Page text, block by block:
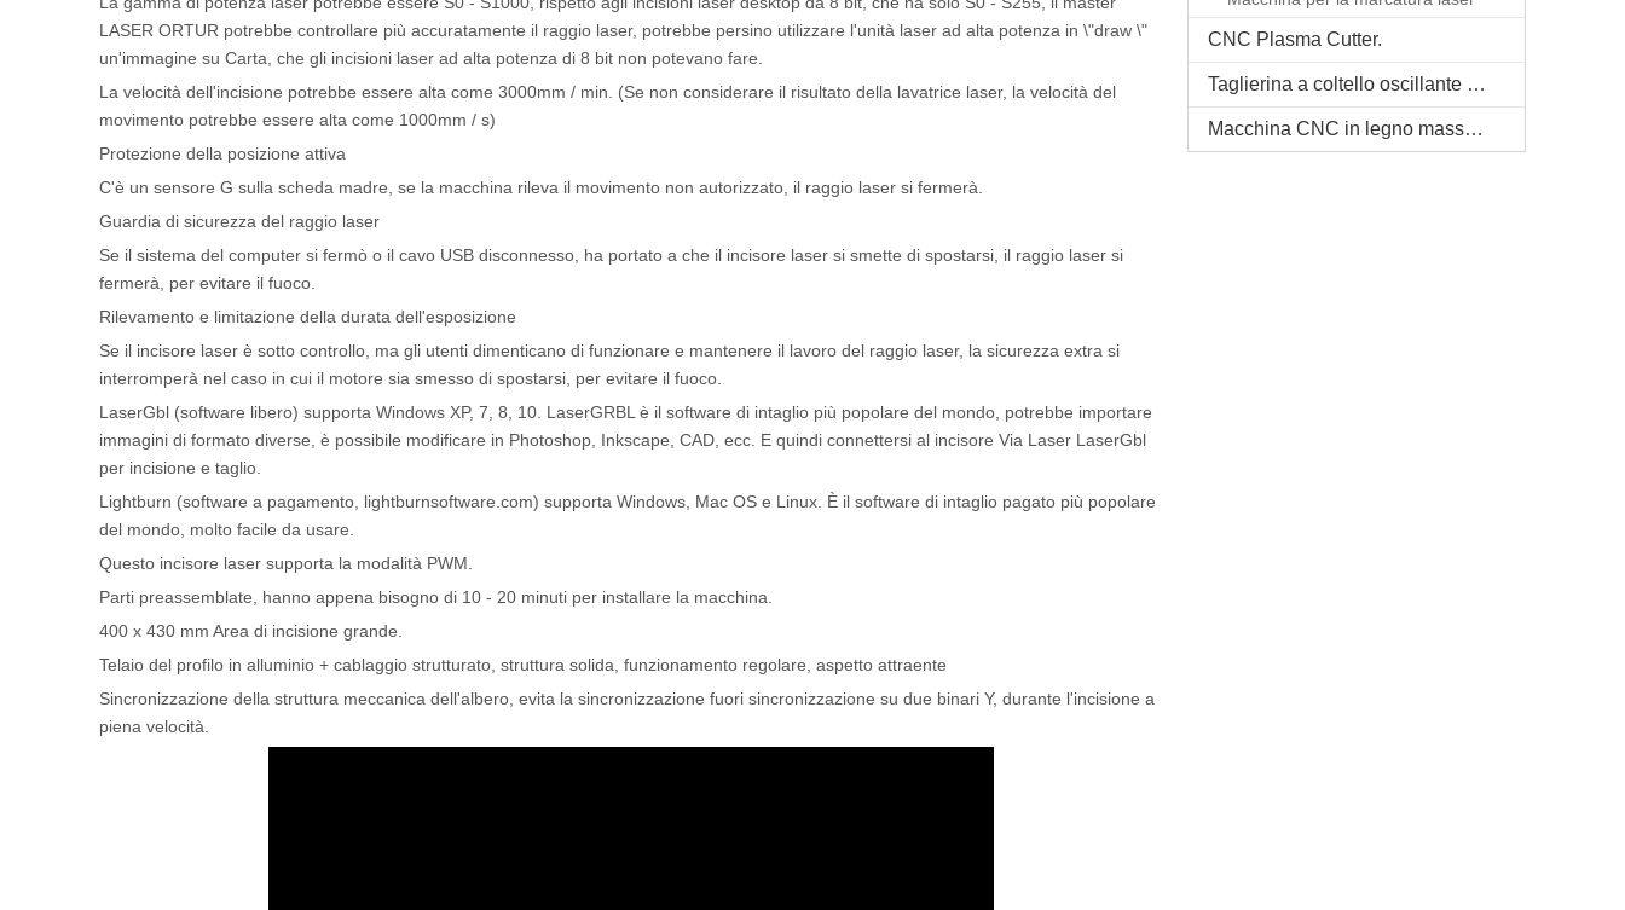
LASER ORTUR potrebbe controllare più accuratamente il raggio laser, potrebbe persino utilizzare l'unità laser ad alta potenza in \"draw \"
un'immagine su Carta, che gli incisioni laser ad alta potenza di 8 bit non potevano fare.
La velocità dell'incisione potrebbe essere alta come 3000mm / min. (Se non considerare il risultato della lavatrice laser, la velocità del
movimento potrebbe essere alta come 1000mm / s)
Protezione della posizione attiva
C'è un sensore G sulla scheda madre, se la macchina rileva il movimento non autorizzato, il raggio laser si fermerà.
Guardia di sicurezza del raggio laser
Se il sistema del computer si fermò o il cavo USB disconnesso, ha portato a che il incisore laser si smette di spostarsi, il raggio laser si
fermerà, per evitare il fuoco.
Rilevamento e limitazione della durata dell'esposizione
Se il incisore laser è sotto controllo, ma gli utenti dimenticano di funzionare e mantenere il lavoro del raggio laser, la sicurezza extra si
interromperà nel caso in cui il motore sia smesso di spostarsi, per evitare il fuoco.
LaserGbl (software libero) supporta Windows XP, 7, 8, 10. LaserGRBL è il software di intaglio più popolare del mondo, potrebbe importare
immagini di formato diverse, è possibile modificare in Photoshop, Inkscape, CAD, ecc. E quindi connettersi al incisore Via Laser LaserGbl
per incisione e taglio.
Lightburn (software a pagamento, lightburnsoftware.com) supporta Windows, Mac OS e Linux. È il software di intaglio pagato più popolare
del mondo, molto facile da usare.
Questo incisore laser supporta la modalità PWM.
Parti preassemblate, hanno appena bisogno di 10 - 20 minuti per installare la macchina.
400 x 430 mm Area di incisione grande.
Telaio del profilo in alluminio + cablaggio strutturato, struttura solida, funzionamento regolare, aspetto attraente
Sincronizzazione della struttura meccanica dell'albero, evita la sincronizzazione fuori sincronizzazione su due binari Y, durante l'incisione a
piena velocità.
CNC Plasma Cutter.
Taglierina a coltello oscillante CNC
Macchina CNC in legno massello